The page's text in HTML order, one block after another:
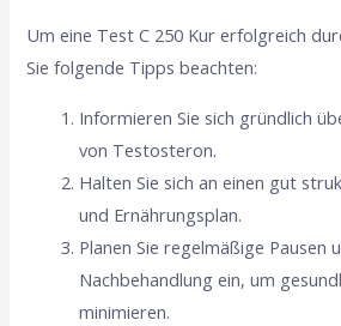
Um eine Test C 250 Kur erfolgreich
Sie folgende Tipps beachten:
Informieren Sie sich gründlich
von Testosteron.
Halten Sie sich an einen gut
und Ernährungsplan.
Planen Sie regelmäßige Pausen
Nachbehandlung ein, um
minimieren.